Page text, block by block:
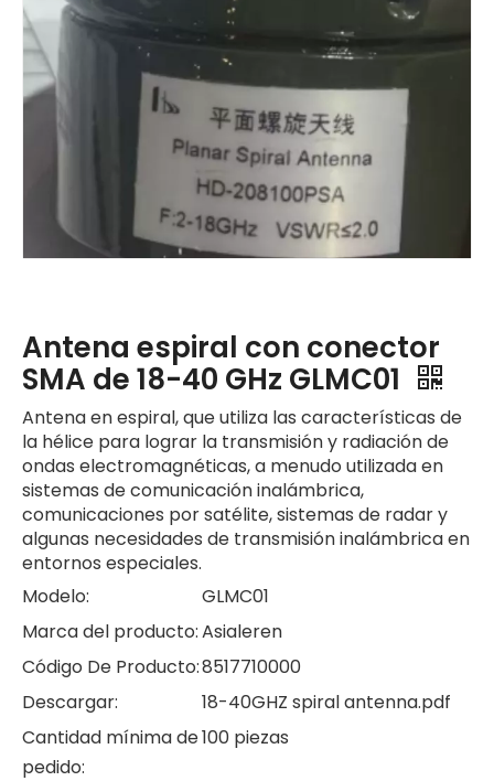
Antena espiral con conector
SMA de 18-40 GHz GLMC01
Antena en espiral, que utiliza las características de
la hélice para lograr la transmisión y radiación de
ondas electromagnéticas, a menudo utilizada en
sistemas de comunicación inalámbrica,
comunicaciones por satélite, sistemas de radar y
algunas necesidades de transmisión inalámbrica en
entornos especiales.
Modelo:
GLMC01
Marca del producto:Asialeren
Código De Producto:8517710000
Descargar:
18-40GHZ spiral antenna.pdf
Cantidad mínima de
pedido:
100 piezas